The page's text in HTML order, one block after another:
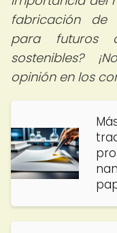
fabricación de
para futuros
sostenibles?
opinión en los